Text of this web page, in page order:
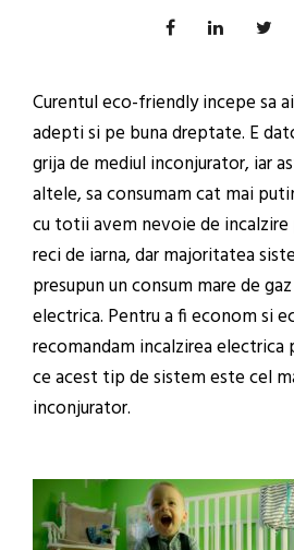
Curentul eco-friendly incepe sa
adepti si pe buna dreptate. E
grija de mediul inconjurator, iar
altele, sa consumam cat mai
cu totii avem nevoie de incalzire
reci de iarna, dar majoritatea
presupun un consum mare de
electrica. Pentru a fi econom si
recomandam incalzirea electrica
ce acest tip de sistem este cel
inconjurator.